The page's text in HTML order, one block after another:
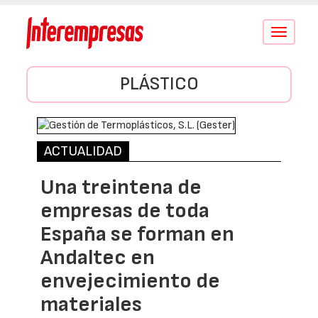
Conmutar
PLÁSTICO
ACTUALIDAD
Una treintena de
empresas de toda
España se forman en
Andaltec en
envejecimiento de
materiales